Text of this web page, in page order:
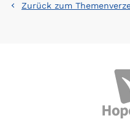
Zurück zum